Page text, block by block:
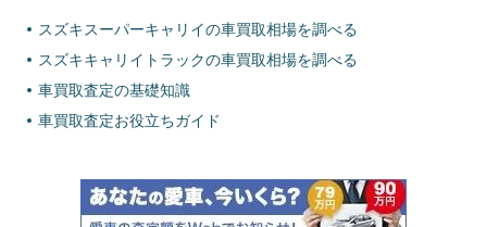
スズキスーパーキャリイの車買取相場を調べる
スズキキャリイトラックの車買取相場を調べる
車買取査定の基礎知識
車買取査定お役立ちガイド